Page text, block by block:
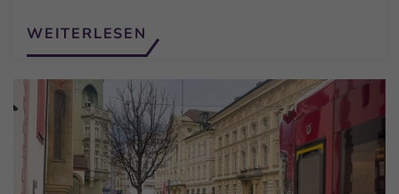
WEITERLESEN